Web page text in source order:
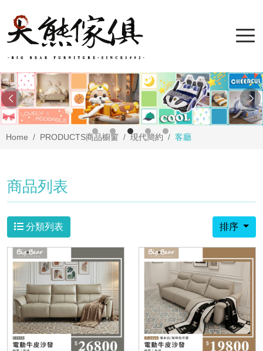
Home PRODUCTS商品櫥窗 現代簡約 客廳
商品列表
分類列表 排序